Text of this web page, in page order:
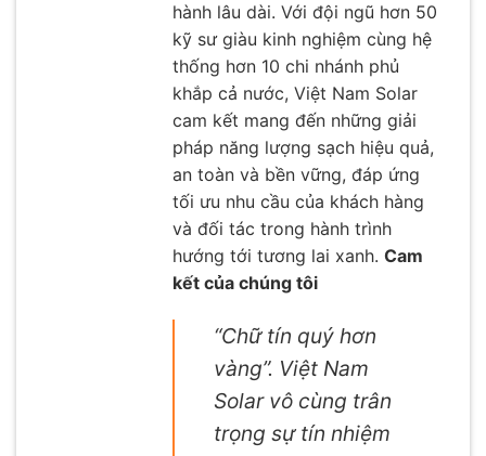
hành lâu dài. Với đội ngũ hơn 50
kỹ sư giàu kinh nghiệm cùng hệ
thống hơn 10 chi nhánh phủ
khắp cả nước, Việt Nam Solar
cam kết mang đến những giải
pháp năng lượng sạch hiệu quả,
an toàn và bền vững, đáp ứng
tối ưu nhu cầu của khách hàng
và đối tác trong hành trình
hướng tới tương lai xanh. Cam
kết của chúng tôi
“Chữ tín quý hơn
vàng”. Việt Nam
Solar vô cùng trân
trọng sự tín nhiệm